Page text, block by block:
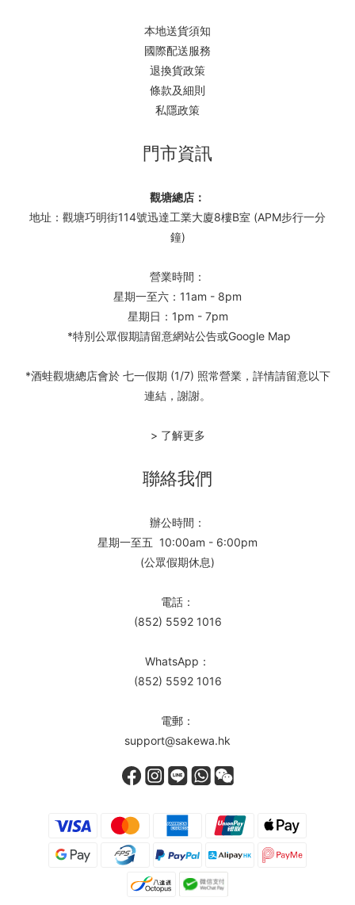
本地送貨須知
國際配送服務
退換貨政策
條款及細則
私隱政策
門市資訊
觀塘總店：
地址：觀塘巧明街114號迅達工業大廈8樓B室 (APM步行一分
鐘)
營業時間：
星期一至六：11am - 8pm
星期日：1pm - 7pm
*特別公眾假期請留意網站公告或Google Map
*酒蛙觀塘總店會於 七一假期 (1/7) 照常營業，詳情請留意以下
連結，謝謝。
> 了解更多
聯絡我們
辦公時間：
星期一至五 10:00am - 6:00pm
(公眾假期休息)
電話：
(852) 5592 1016
WhatsApp：
(852) 5592 1016
電郵：
support@sakewa.hk